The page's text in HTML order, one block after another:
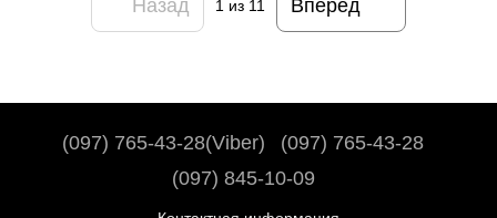
Назад 1 из 11 Вперед
(097) 765-43-28(Viber)
(097) 765-43-28
(097) 845-10-09